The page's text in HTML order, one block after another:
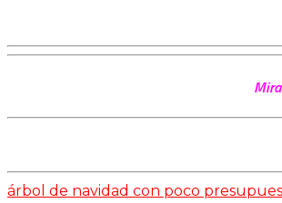
árbol de navidad con poco